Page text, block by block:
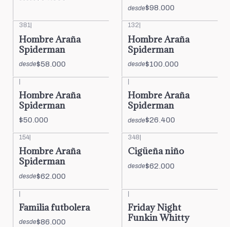
desde$98.000
381
Hombre Araña
Spiderman
desde$58.000
132
Hombre Araña
Spiderman
desde$100.000
|
Hombre Araña
Spiderman
$50.000
|
Hombre Araña
Spiderman
desde$26.400
154
Hombre Araña
Spiderman
desde$62.000
348
Cigüeña niño
desde$62.000
|
Familia futbolera
desde$86.000
|
Friday Night
Funkin Whitty